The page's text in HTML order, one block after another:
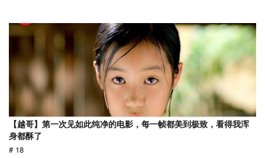
【越哥】第一次见如此纯净的电影，每一帧都美到极致，看得我浑
身都酥了
# 18